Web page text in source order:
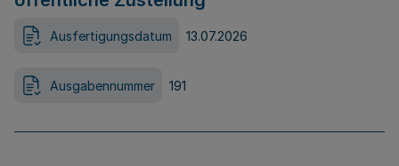
Ausfertigungsdatum 13.07.2026
Ausgabennummer 191